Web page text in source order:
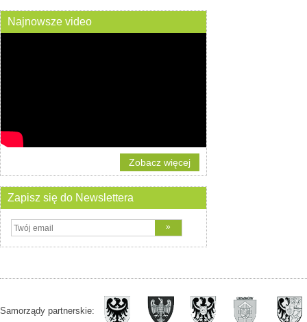
Najnowsze video
Zobacz więcej
Zapisz się do Newslettera
Samorządy partnerskie: